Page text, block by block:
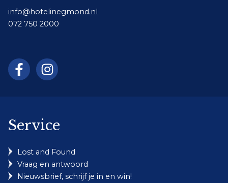
info@hotelinegmond.nl
072 750 2000
Service
Lost and Found
Vraag en antwoord
Nieuwsbrief, schrijf je in en win!